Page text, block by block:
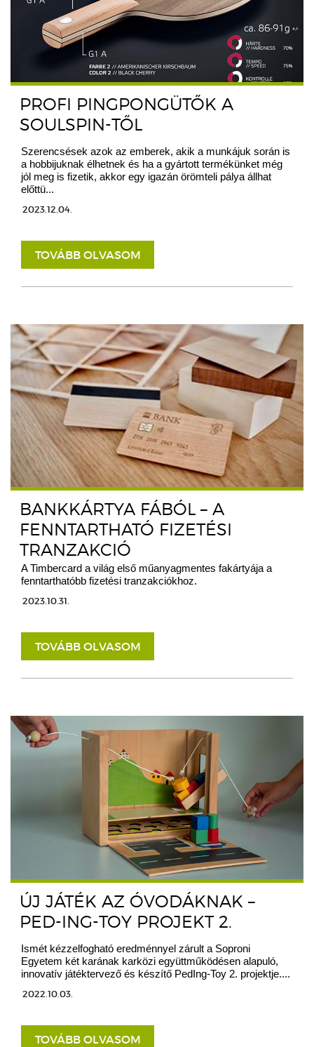
PROFI PINGPONGÜTŐK A
SOULSPIN-TŐL
Szerencsések azok az emberek, akik a munkájuk során is
a hobbijuknak élhetnek és ha a gyártott termékünket még
jól meg is fizetik, akkor egy igazán örömteli pálya állhat
előttü...
2023.12.04.
TOVÁBB OLVASOM
BANKKÁRTYA FÁBÓL – A
FENNTARTHATÓ FIZETÉSI
TRANZAKCIÓ
A Timbercard a világ első műanyagmentes fakártyája a
fenntarthatóbb fizetési tranzakciókhoz.
2023.10.31.
TOVÁBB OLVASOM
ÚJ JÁTÉK AZ ÓVODÁKNAK –
PED-ING-TOY PROJEKT 2.
Ismét kézzelfogható eredménnyel zárult a Soproni
Egyetem két karának karközi együttműködésen alapuló,
innovatív játéktervező és készítő PedIng-Toy 2. projektje....
2022.10.03.
TOVÁBB OLVASOM